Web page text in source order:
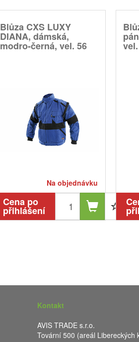
Blůza CXS LUXY
DIANA, dámská,
modro-černá, vel. 56
Na objednávku
Cena po
přihlášení
Kontakt
AVIS TRADE s.r.o.
Tovární 500 (areál Libereckých